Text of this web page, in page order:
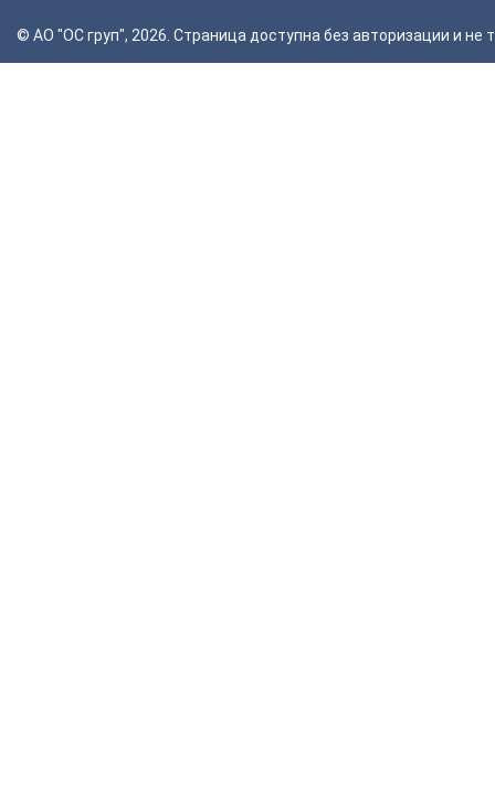
© АО "ОС груп", 2026. Страница доступна без авторизации и